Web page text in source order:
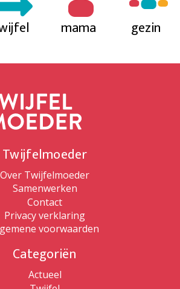
mama gezin
Twijfelmoeder
Over Twijfelmoeder
Samenwerken
Contact
Privacy verklaring
voorwaarden
Categoriën
Actueel